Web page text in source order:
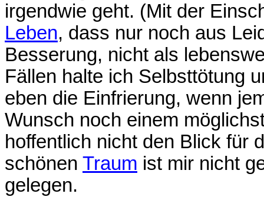
irgendwie geht. (Mit der
Leben, dass nur noch aus
Besserung, nicht als
Fällen halte ich Selbsttötung
eben die Einfrierung, wenn
Wunsch noch einem
hoffentlich nicht den Blick für
schönen Traum ist mir nicht
gelegen.